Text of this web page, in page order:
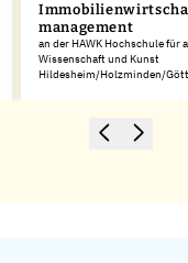
management
an der HAWK Hochschule für
Wissenschaft und Kunst
Hildesheim/Holzminden/